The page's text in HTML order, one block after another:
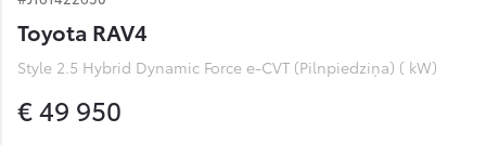
Toyota RAV4
Style 2.5 Hybrid Dynamic Force e-CVT (Pilnpiedziņa) ( kW)
€ 49 950